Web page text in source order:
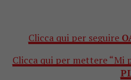
Clicca qui per seguire
Clicca qui per mettere “Mi